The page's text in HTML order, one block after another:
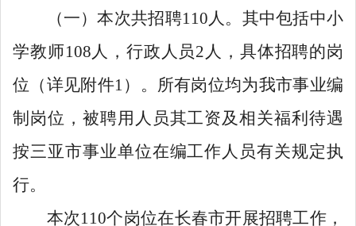
（一）本次共招聘110人 。 其中包括中小
学教师108人，行政人员2人， 具体招聘的岗
位（详见附件1）。所有岗位均为我市事业编
制岗位，被聘用人员其工资及相关福利待遇
按三亚市事业单位在编工作人员有关规定执
行。
本次110个岗位在长春市开展招聘工作，